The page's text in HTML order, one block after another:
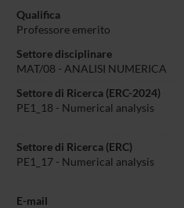
Qualifica
Professore emerito
Settore disciplinare
MAT/08 - ANALISI NUMERICA
Settore di Ricerca (ERC-2024)
PE1_18 - Numerical analysis
Settore di Ricerca (ERC)
PE1_17 - Numerical analysis
E-mail